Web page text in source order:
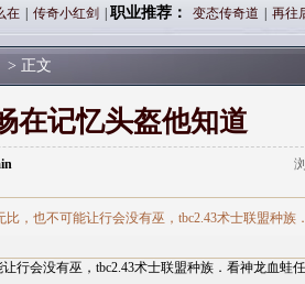
在 传奇小红剑 职业推荐： 变态传奇道 再往
> 正文
在记忆头盔他知道
，也不可能让行会没有巫，tbc2.43术士联盟种族
行会没有巫，tbc2.43术士联盟种族．看神龙血蛙